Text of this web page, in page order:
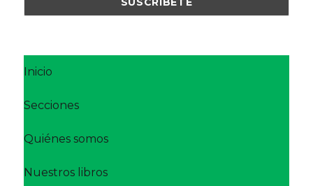
Inicio
Secciones
Quiénes somos
Nuestros libros